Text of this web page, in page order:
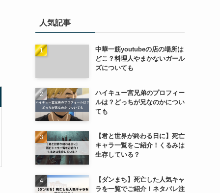
人気記事
中華一筋youtubeの店の場所は
どこ？料理人やまかないガール
ズについても
ハイキュー宮兄弟のプロフィー
ルは？どっちが兄なのかについ
ても
【君と世界が終わる日に】死亡
キャラ一覧をご紹介！くるみは
生存している？
【ダンまち】死亡した人気キャ
ラを一覧でご紹介！ネタバレ注